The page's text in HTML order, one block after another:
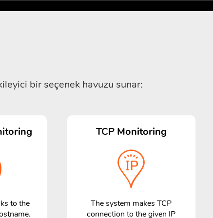
bir seçenek havuzu sunar:
to the
TCP Monitoring
The system makes TCP
connection to the given IP